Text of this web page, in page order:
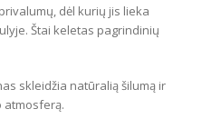
dėl kurių jis lieka
Štai keletas pagrindinių
skleidžia natūralią šilumą ir
atmosferą.